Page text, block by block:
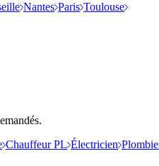
Nantes Paris Toulouse
Chauffeur PL Électricien